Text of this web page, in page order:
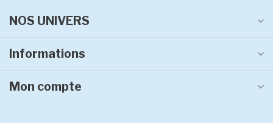
NOS UNIVERS
Informations
Mon compte